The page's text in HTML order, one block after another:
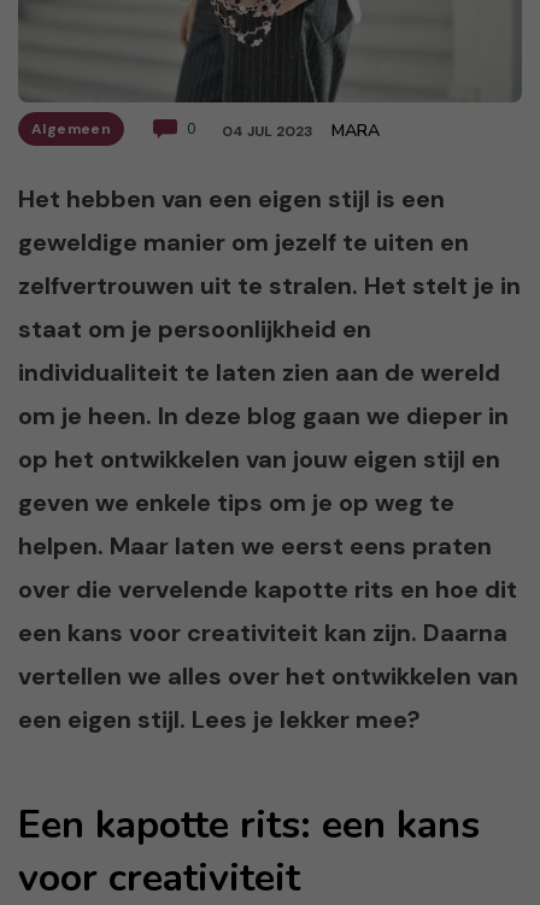
Algemeen 0 04 JUL 2023 MARA
Het hebben van een eigen stijl is een
geweldige manier om jezelf te uiten en
zelfvertrouwen uit te stralen. Het stelt je in
staat om je persoonlijkheid en
individualiteit te laten zien aan de wereld
om je heen. In deze blog gaan we dieper in
op het ontwikkelen van jouw eigen stijl en
geven we enkele tips om je op weg te
helpen. Maar laten we eerst eens praten
over die vervelende kapotte rits en hoe dit
een kans voor creativiteit kan zijn. Daarna
vertellen we alles over het ontwikkelen van
een eigen stijl. Lees je lekker mee?
Een kapotte rits: een kans
voor creativiteit